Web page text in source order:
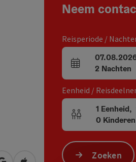
Neem
Reisperiode /
Velden voor
2 Nachten
Eenheid /
Aantal eenheden
1 Eenheid,
0 Kinderen
Zoeken